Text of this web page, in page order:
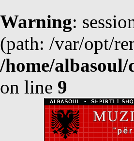
Warning:
(path: /var/opt/
/home/
on line 9